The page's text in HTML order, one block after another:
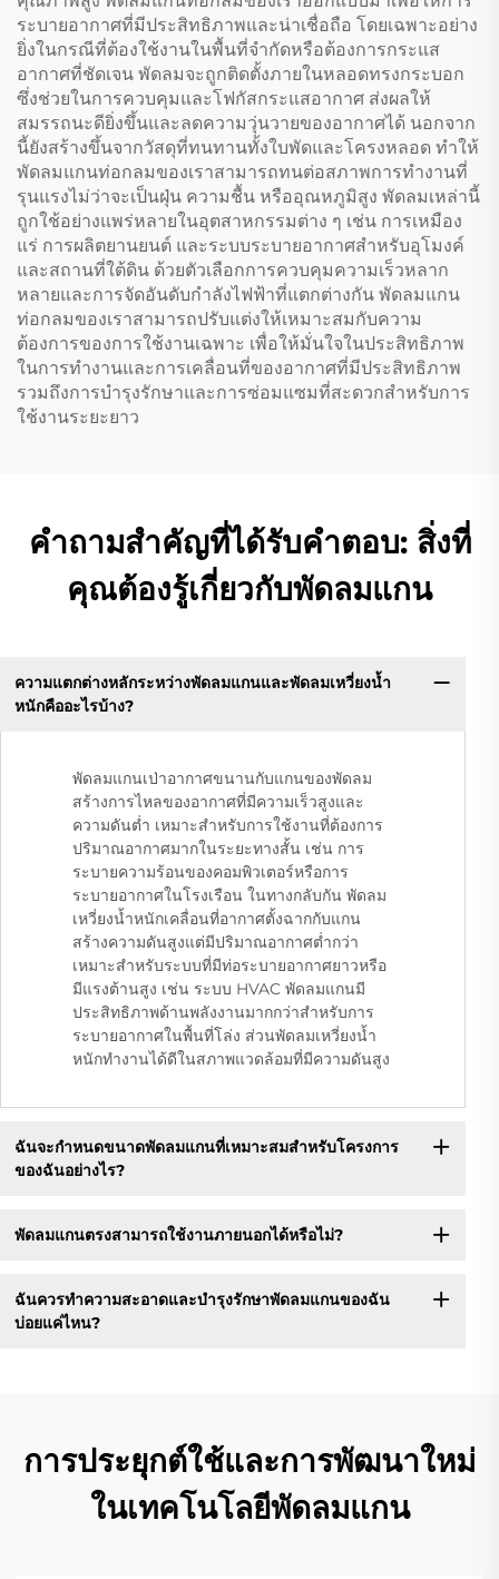
ระบายอากาศที่มีประสิทธิภาพและน่าเชื่อถือ โดยเฉพาะอย่าง
ยิ่งในกรณีที่ต้องใช้งานในพื้นที่จำกัดหรือต้องการกระแส
อากาศที่ชัดเจน พัดลมจะถูกติดตั้งภายในหลอดทรงกระบอก
ซึ่งช่วยในการควบคุมและโฟกัสกระแสอากาศ ส่งผลให้
สมรรถนะดียิ่งขึ้นและลดความวุ่นวายของอากาศได้ นอกจาก
นี้ยังสร้างขึ้นจากวัสดุที่ทนทานทั้งใบพัดและโครงหลอด ทำให้
พัดลมแกนท่อกลมของเราสามารถทนต่อสภาพการทำงานที่
รุนแรงไม่ว่าจะเป็นฝุ่น ความชื้น หรืออุณหภูมิสูง พัดลมเหล่านี้
ถูกใช้อย่างแพร่หลายในอุตสาหกรรมต่าง ๆ เช่น การเหมือง
แร่ การผลิตยานยนต์ และระบบระบายอากาศสำหรับอุโมงค์
และสถานที่ใต้ดิน ด้วยตัวเลือกการควบคุมความเร็วหลาก
หลายและการจัดอันดับกำลังไฟฟ้าที่แตกต่างกัน พัดลมแกน
ท่อกลมของเราสามารถปรับแต่งให้เหมาะสมกับความ
ต้องการของการใช้งานเฉพาะ เพื่อให้มั่นใจในประสิทธิภาพ
ในการทำงานและการเคลื่อนที่ของอากาศที่มีประสิทธิภาพ
รวมถึงการบำรุงรักษาและการซ่อมแซมที่สะดวกสำหรับการ
ใช้งานระยะยาว
คำถามสำคัญที่ได้รับคำตอบ: สิ่งที่
คุณต้องรู้เกี่ยวกับพัดลมแกน
ความแตกต่างหลักระหว่างพัดลมแกนและพัดลมเหวี่ยงน้ำ
หนักคืออะไรบ้าง?
พัดลมแกนเป่าอากาศขนานกับแกนของพัดลม
สร้างการไหลของอากาศที่มีความเร็วสูงและ
ความดันต่ำ เหมาะสำหรับการใช้งานที่ต้องการ
ปริมาณอากาศมากในระยะทางสั้น เช่น การ
ระบายความร้อนของคอมพิวเตอร์หรือการ
ระบายอากาศในโรงเรือน ในทางกลับกัน พัดลม
เหวี่ยงน้ำหนักเคลื่อนที่อากาศตั้งฉากกับแกน
สร้างความดันสูงแต่มีปริมาณอากาศต่ำกว่า
เหมาะสำหรับระบบที่มีท่อระบายอากาศยาวหรือ
มีแรงต้านสูง เช่น ระบบ HVAC พัดลมแกนมี
ประสิทธิภาพด้านพลังงานมากกว่าสำหรับการ
ระบายอากาศในพื้นที่โล่ง ส่วนพัดลมเหวี่ยงน้ำ
หนักทำงานได้ดีในสภาพแวดล้อมที่มีความดันสูง
ฉันจะกำหนดขนาดพัดลมแกนที่เหมาะสมสำหรับโครงการ
ของฉันอย่างไร?
พัดลมแกนตรงสามารถใช้งานภายนอกได้หรือไม่?
ฉันควรทำความสะอาดและบำรุงรักษาพัดลมแกนของฉัน
บ่อยแค่ไหน?
การประยุกต์ใช้และการพัฒนาใหม่
ในเทคโนโลยีพัดลมแกน